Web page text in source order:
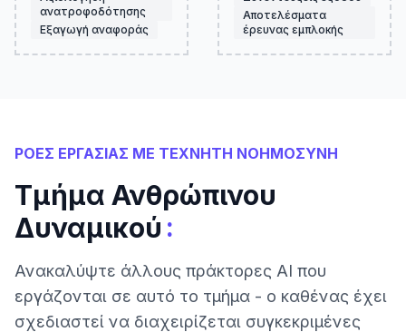
ανατροφοδότησης
Εξαγωγή αναφοράς
Αποτελέσματα
έρευνας εμπλοκής
ΡΟΕΣ ΕΡΓΑΣΙΑΣ ΜΕ ΤΕΧΝΗΤΗ ΝΟΗΜΟΣΥΝΗ
Τμήμα Ανθρώπινου
Δυναμικού :
Ανακαλύψτε άλλους πράκτορες AI που
εργάζονται σε αυτό το τμήμα - ο καθένας έχει
σχεδιαστεί να διαχειρίζεται συγκεκριμένες